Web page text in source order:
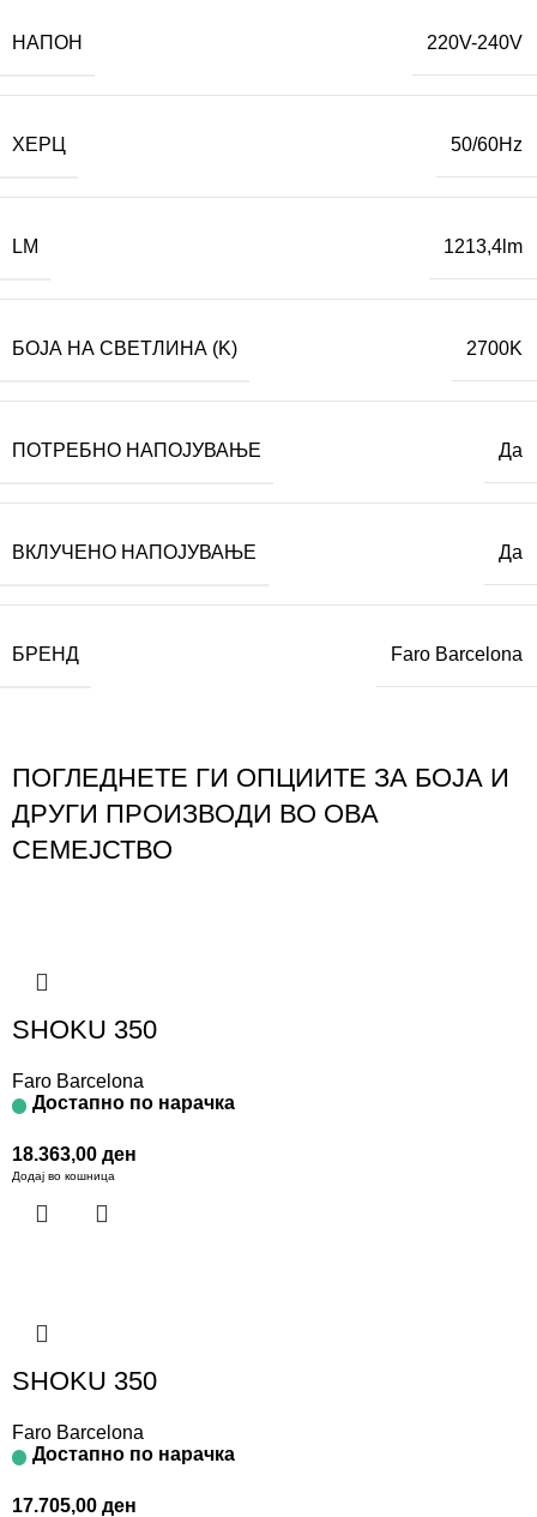
НАПОН 220V-240V
ХЕРЦ 50/60Hz
LM 1213,4lm
БОЈА НА СВЕТЛИНА (K) 2700K
ПОТРЕБНО НАПОЈУВАЊЕ Да
ВКЛУЧЕНО НАПОЈУВАЊЕ Да
БРЕНД Faro Barcelona
ПОГЛЕДНЕТЕ ГИ ОПЦИИТЕ ЗА БОЈА И
ДРУГИ ПРОИЗВОДИ ВО ОВА
СЕМЕЈСТВО
SHOKU 350
Faro Barcelona
Достапно по нарачка
18.363,00 ден
Додај во кошница
SHOKU 350
Faro Barcelona
Достапно по нарачка
17.705,00 ден